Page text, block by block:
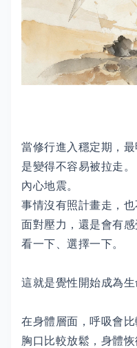
當修行進入穩定期，
是變得不容易被拉走
內心地震。
事情沒有照計畫走，也
面對壓力，還是會有感
看一下、選擇一下。
這就是覺性開始成為生
在身體層面，呼吸會
胸口比較放鬆，身體